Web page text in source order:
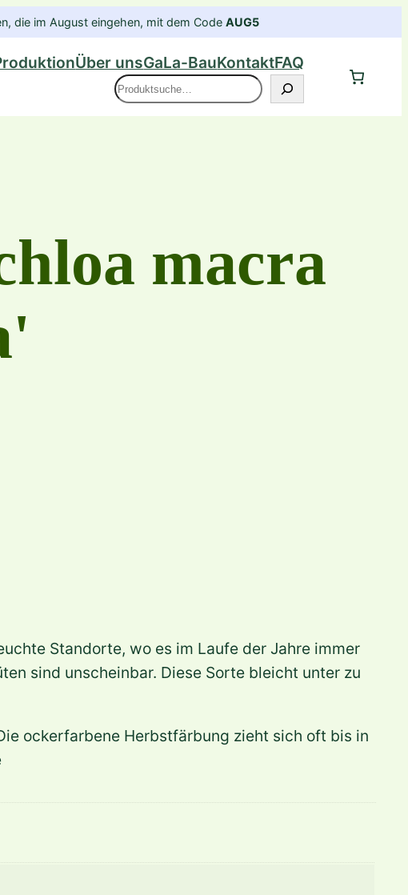
die im August eingehen, mit dem Code AUG5
Über unsGaLa-BauKontaktFAQ
Suche
macra
Standorte, wo es im Laufe der Jahre immer
sind unscheinbar. Diese Sorte bleicht unter zu
ockerfarbene Herbstfärbung zieht sich oft bis in